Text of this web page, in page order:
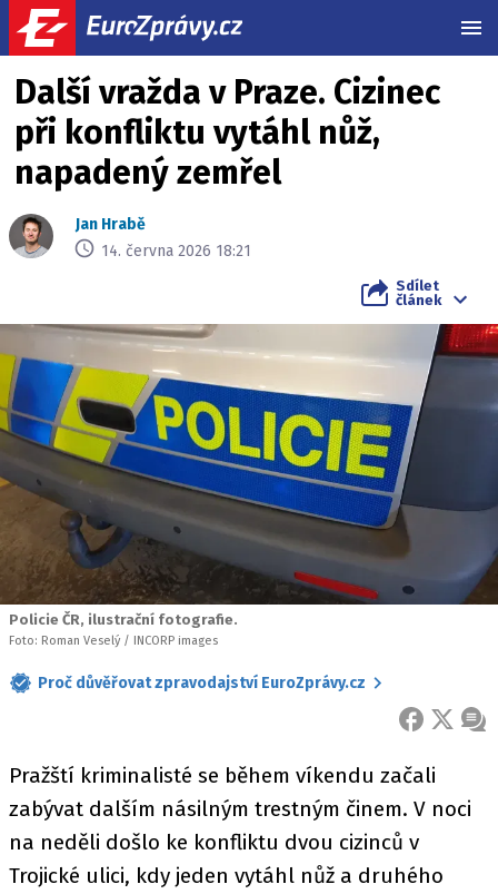
Další vražda v Praze. Cizinec
při konfliktu vytáhl nůž,
napadený zemřel
Jan Hrabě
14. června 2026 18:21
Sdílet
článek
Policie ČR, ilustrační fotografie.
Foto: Roman Veselý / INCORP images
Proč důvěřovat zpravodajství EuroZprávy.cz
FACEBOOK
X
Pražští kriminalisté se během víkendu začali
zabývat dalším násilným trestným činem. V noci
na neděli došlo ke konfliktu dvou cizinců v
Trojické ulici, kdy jeden vytáhl nůž a druhého